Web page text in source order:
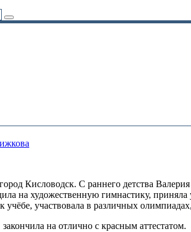
Кисловодск. С раннего детства
на художественную гимнастику,
учёбе, участвовала в различных
на отлично с красным аттестатом.